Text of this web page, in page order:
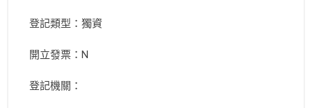
登記類型：獨資
開立發票：N
登記機關：